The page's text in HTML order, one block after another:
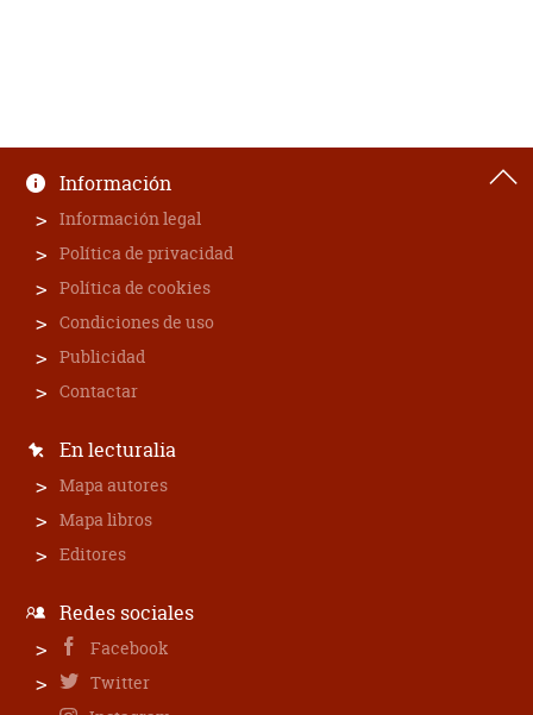
Información
Información legal
Política de privacidad
Política de cookies
Condiciones de uso
Publicidad
Contactar
En lecturalia
Mapa autores
Mapa libros
Editores
Redes sociales
Facebook
Twitter